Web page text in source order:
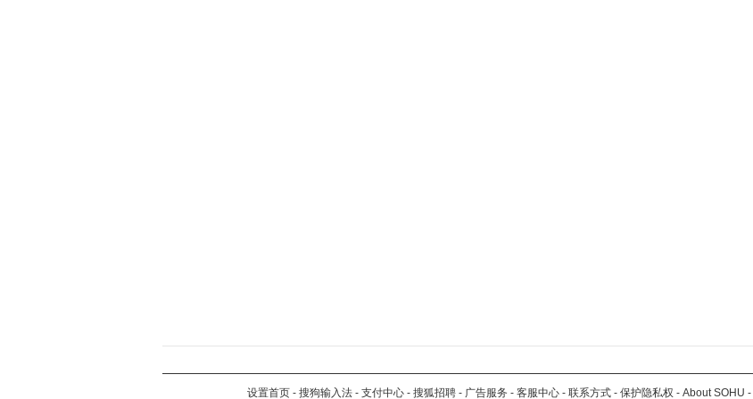
设置首页 - 搜狗输入法 - 支付中心 - 搜狐招聘 - 广告服务 - 客服中心 - 联系方式 - 保护隐私权 - About SOHU -